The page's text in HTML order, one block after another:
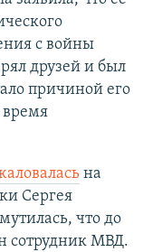
с войны
друзей и был
причиной его
время
на
Сергея
что до
сотрудник МВД.